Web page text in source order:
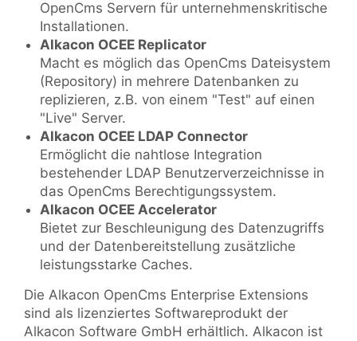
OpenCms Servern für unternehmenskritische
Installationen.
Alkacon OCEE Replicator
Macht es möglich das OpenCms Dateisystem
(Repository) in mehrere Datenbanken zu
replizieren, z.B. von einem "Test" auf einen
"Live" Server.
Alkacon OCEE LDAP Connector
Ermöglicht die nahtlose Integration
bestehender LDAP Benutzerverzeichnisse in
das OpenCms Berechtigungssystem.
Alkacon OCEE Accelerator
Bietet zur Beschleunigung des Datenzugriffs
und der Datenbereitstellung zusätzliche
leistungsstarke Caches.
Die Alkacon OpenCms Enterprise Extensions
sind als lizenziertes Softwareprodukt der
Alkacon Software GmbH erhältlich. Alkacon ist